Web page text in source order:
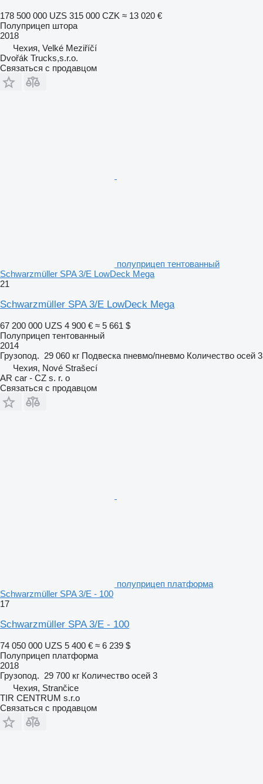
178 500 000 UZS 315 000 CZK ≈ 13 020 €
Полуприцеп штора
2018
Чехия, Velké Meziříčí
Dvořák Trucks,s.r.o.
Связаться с продавцом
полуприцеп тентованный
Schwarzmüller SPA 3/E LowDeck Mega
21
Schwarzmüller SPA 3/E LowDeck Mega
67 200 000 UZS 4 900 € ≈ 5 661 $
Полуприцеп тентованный
2014
Грузопод. 29 060 кг Подвеска пневмо/пневмо Количество осей 3
Чехия, Nové Strašecí
AR car - CZ s. r. o
Связаться с продавцом
полуприцеп платформа
Schwarzmüller SPA 3/E - 100
17
Schwarzmüller SPA 3/E - 100
74 050 000 UZS 5 400 € ≈ 6 239 $
Полуприцеп платформа
2018
Грузопод. 29 700 кг Количество осей 3
Чехия, Strančice
TIR CENTRUM s.r.o
Связаться с продавцом